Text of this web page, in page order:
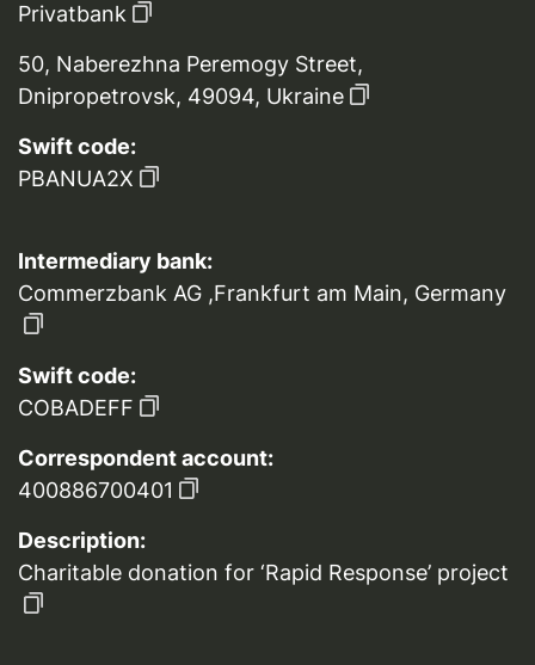
Privatbank
50, Naberezhna Peremogy Street,
Dnipropetrovsk, 49094, Ukraine
Swift code:
PBANUA2X
Intermediary bank:
Commerzbank AG ,Frankfurt am Main, Germany
Swift code:
COBADEFF
Correspondent account:
400886700401
Description:
Charitable donation for ‘Rapid Response’ project